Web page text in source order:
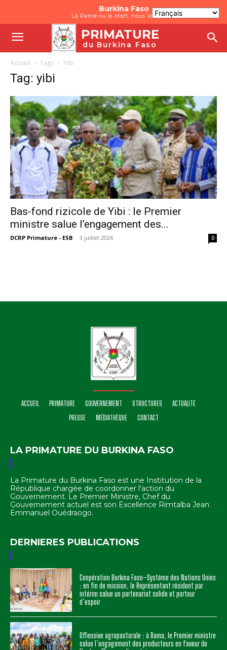
Burkina Faso
La Patrie ou la Mort, nous Vaincrons
PRIMATURE
du Burkina Faso
Accueil Tags Yibi
Tag: yibi
Bas-fond rizicole de Yibi : le Premier
ministre salue l’engagement des...
DCRP Primature - ESB - 3 juillet 2026 0
ACCUEIL PRIMATURE GOUVERNEMENT STRUCTURES
ACTUALITÉ
PRESSE
MÉDIATHÈQUE CONTACT
LA PRIMATURE DU BURKINA FASO
La Primature du Burkina Faso est une Institution de la
République chargée de coordonner l'action du
Gouvernement. Le Premier Ministre, Chef du
Gouvernement actuel est son Excellence Rimtalba Jean
Emmanuel Ouédraogo.
DERNIERES PUBLICATIONS
Coopération Burkina Faso–Système des Nations Unies
: en fin de mission, le Représentant résident par
intérim salue un partenariat solide et porteur
d’espoir
Offensive agropastorale : à Bama, le Premier ministre
salue l’engagement des producteurs en faveur de